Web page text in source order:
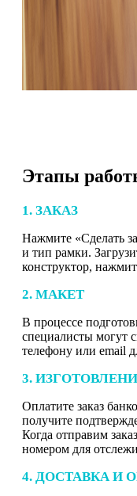
Этапы
1. ЗАКАЗ
Нажмите «Сделать
и тип рамки.
конструктор,
2. МАКЕТ
В процессе
специалисты могут
телефону или email
3.
Оплатите заказ
получите
Когда отправим
номером для
4. ДОСТАВКА И